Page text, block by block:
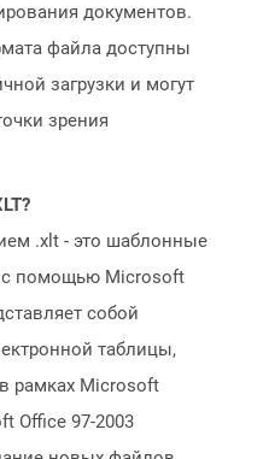
документов.
файла доступны
загрузки и могут
зрения
.xlt - это шаблонные
помощью Microsoft
собой
таблицы,
рамках Microsoft
Office 97-2003